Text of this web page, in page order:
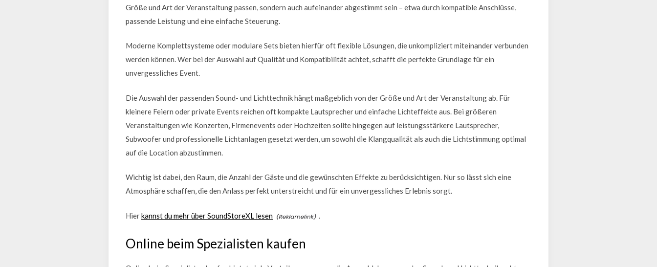
Größe und Art der Veranstaltung passen, sondern auch aufeinander abgestimmt sein – etwa durch kompatible Anschlüsse,
passende Leistung und eine einfache Steuerung.
Moderne Komplettsysteme oder modulare Sets bieten hierfür oft flexible Lösungen, die unkompliziert miteinander verbunden
werden können. Wer bei der Auswahl auf Qualität und Kompatibilität achtet, schafft die perfekte Grundlage für ein
unvergessliches Event.
Die Auswahl der passenden Sound- und Lichttechnik hängt maßgeblich von der Größe und Art der Veranstaltung ab. Für
kleinere Feiern oder private Events reichen oft kompakte Lautsprecher und einfache Lichteffekte aus. Bei größeren
Veranstaltungen wie Konzerten, Firmenevents oder Hochzeiten sollte hingegen auf leistungsstärkere Lautsprecher,
Subwoofer und professionelle Lichtanlagen gesetzt werden, um sowohl die Klangqualität als auch die Lichtstimmung optimal
auf die Location abzustimmen.
Wichtig ist dabei, den Raum, die Anzahl der Gäste und die gewünschten Effekte zu berücksichtigen. Nur so lässt sich eine
Atmosphäre schaffen, die den Anlass perfekt unterstreicht und für ein unvergessliches Erlebnis sorgt.
Hierkannst du mehr über SoundStoreXL lesen
Online beim Spezialisten kaufen